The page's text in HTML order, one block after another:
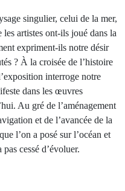
singulier, celui de la mer,
artistes ont-ils joué dans la
expriment-ils notre désir
? À la croisée de l’histoire
interroge notre
dans les œuvres
Au gré de l’aménagement
et de l’avancée de la
l’on a posé sur l’océan et
cessé d’évoluer.